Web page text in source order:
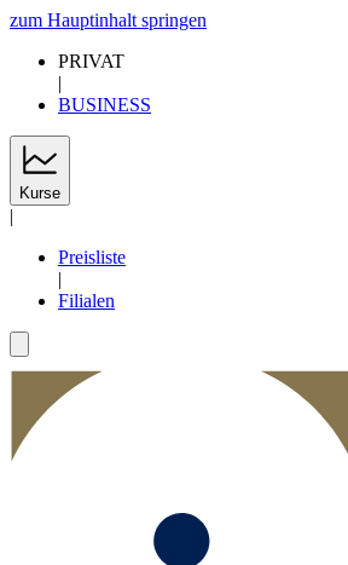
zum Hauptinhalt springen
PRIVAT
|
BUSINESS
Kurse
|
Preisliste
|
Filialen